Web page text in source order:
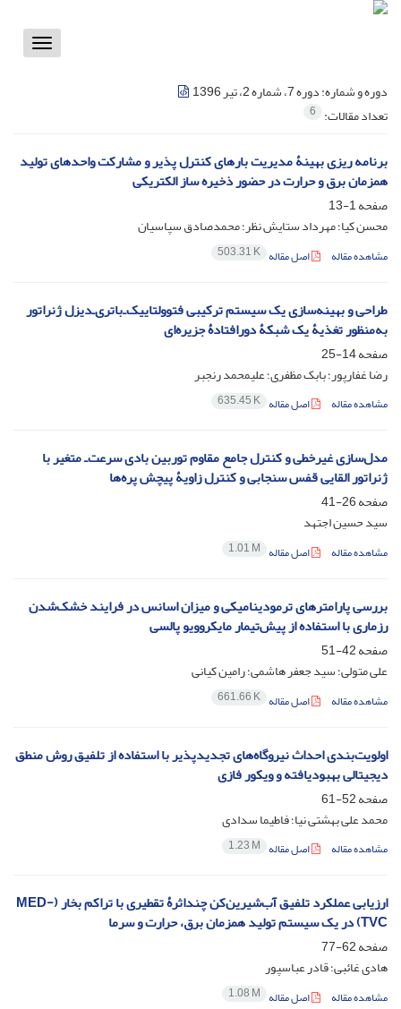
Toggle
دوره و شماره:دوره 7، شماره 2، تیر 1396
تعداد مقالات: 6
برنامه ‌ریزی بهینۀ مدیریت بارهای کنترل ‌پذیر و مشارکت واحدهای تولید
همزمان برق و حرارت در حضور ذخیره ‌ساز الکتریکی
صفحه1-13
محسن کیا؛ مهرداد ستایش نظر؛ محمدصادق سپاسیان
مشاهده مقاله اصل مقاله 503.31 K
طراحی و بهینه‌سازی یک سیستم ترکیبی فتوولتاییک‌ـ‌باتری‌ـ‌دیزل ژنراتور
به‌منظور تغذیۀ یک شبکۀ دورافتادۀ جزیره‌ای
صفحه14-25
رضا غفارپور؛ بابک مظفری؛ علیمحمد رنجبر
مشاهده مقاله اصل مقاله 635.45 K
مدل‌سازی غیرخطی و کنترل جامع مقاوم توربین بادی سرعت‌ـ متغیر با
ژنراتور القایی قفس سنجابی و کنترل زاویۀ پیچش پره‌ها
صفحه26-41
سید حسین اجتهد
مشاهده مقاله اصل مقاله 1.01 M
بررسی پارامترهای ترمودینامیکی و میزان اسانس در فرایند خشک‌شدن
رزماری با استفاده از پیش‌تیمار مایکروویو پالسی
صفحه42-51
علی متولی؛ سید جعفر هاشمی؛ رامین کیانی
مشاهده مقاله اصل مقاله 661.66 K
اولویت‌بندی احداث نیروگاه‌های تجدیدپذیر با استفاده از تلفیق روش منطق
دیجیتالی بهبودیافته و ویکور فازی
صفحه52-61
محمد علی بهشتی نیا؛ فاطیما سدادی
مشاهده مقاله اصل مقاله 1.23 M
ارزیابی عملکرد تلفیق آب‌شیرین‌کن چنداثرۀ تقطیری با تراکم بخار (MED-
TVC) در یک سیستم تولید همزمان برق، حرارت و سرما
صفحه62-77
هادی غائبی؛ قادر عباسپور
مشاهده مقاله اصل مقاله 1.08 M